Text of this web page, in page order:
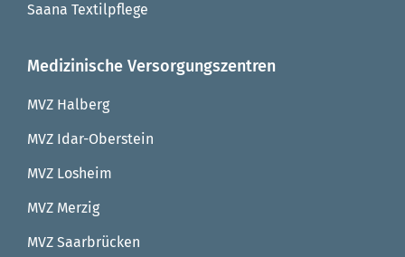
Saana Textilpflege
Medizinische Versorgungszentren
MVZ Halberg
MVZ Idar-Oberstein
MVZ Losheim
MVZ Merzig
MVZ Saarbrücken